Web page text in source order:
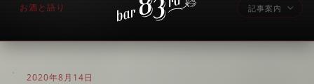
2020年8月14日
お酒と語り 記事案内